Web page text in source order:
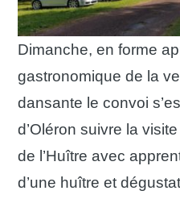
Dimanche, en forme
gastronomique de la
dansante le convoi
d’Oléron suivre la
de l’Huître avec
d’une huître et